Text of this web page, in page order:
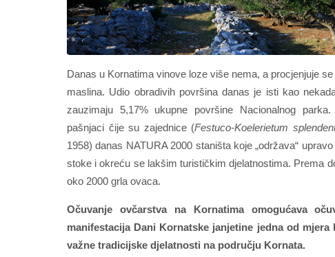
Danas u Kornatima vinove loze više nema, a procjenjuje
maslina. Udio obradivih površina danas je isti kao
zauzimaju 5,17% ukupne površine Nacionalnog
pašnjaci čije su zajednice (Festuco-Koelerietum
1958) danas NATURA 2000 staništa koje „održava“
stoke i okreću se lakšim turističkim djelatnostima. Prema
oko 2000 grla ovaca.
Očuvanje ovčarstva na Kornatima omogućava
manifestacija Dani Kornatske janjetine jedna od
važne tradicijske djelatnosti na području Kornata.